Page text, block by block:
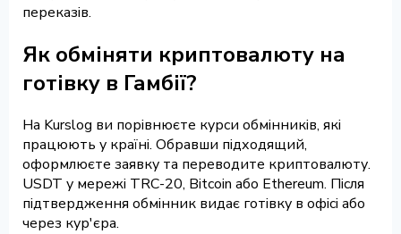
переказів.
Як обміняти криптовалюту на
готівку в Гамбії?
На Kurslog ви порівнюєте курси обмінників, які
працюють у країні. Обравши підходящий,
оформлюєте заявку та переводите криптовалюту.
USDT у мережі TRC-20, Bitcoin або Ethereum. Після
підтвердження обмінник видає готівку в офісі або
через кур'єра.